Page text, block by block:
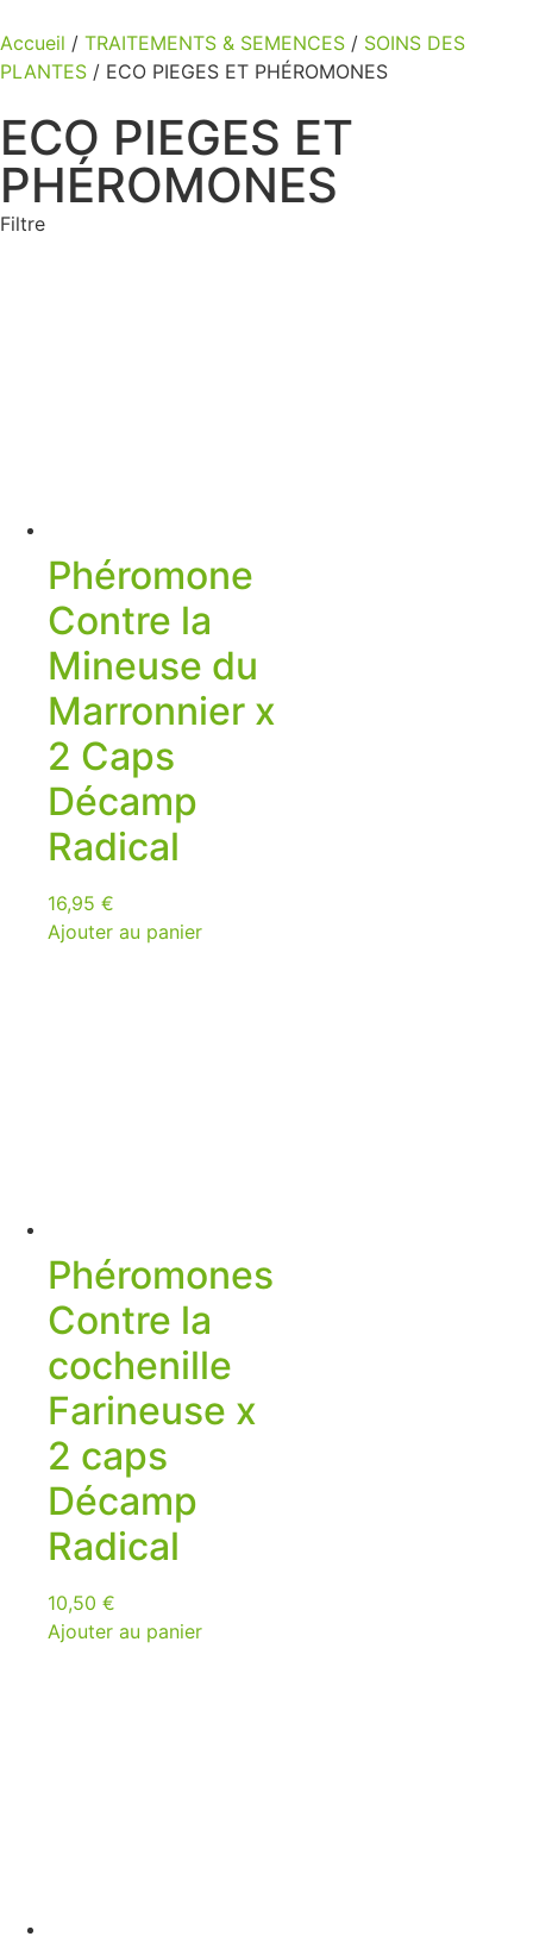
Accueil / TRAITEMENTS & SEMENCES / SOINS DES
PLANTES / ECO PIEGES ET PHÉROMONES
ECO PIEGES ET
PHÉROMONES
Filtre
Phéromone
Contre la
Mineuse du
Marronnier x
2 Caps
Décamp
Radical
16,95 €
Ajouter au panier
Phéromones
Contre la
cochenille
Farineuse x
2 caps
Décamp
Radical
10,50 €
Ajouter au panier